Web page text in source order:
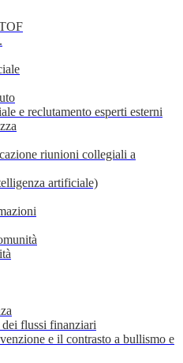
e reclutamento esperti esterni
riunioni collegiali a
artificiale)
flussi finanziari
e il contrasto a bullismo e